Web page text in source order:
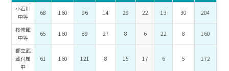
小石川
中等
68 160 96 14 29 22 13 30 204
桜修館
中等
65 160 89 27 8 6 22 8 160
都立武
蔵付属
中
61 160 121 8 15 17 6 5 172